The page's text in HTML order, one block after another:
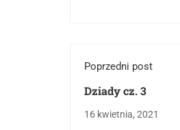
Poprzedni post
Dziady cz. 3
16 kwietnia, 2021